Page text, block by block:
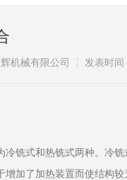
机械有限公司 发表时间
冷铣式和热铣式两种。冷
增加了加热装置而使结